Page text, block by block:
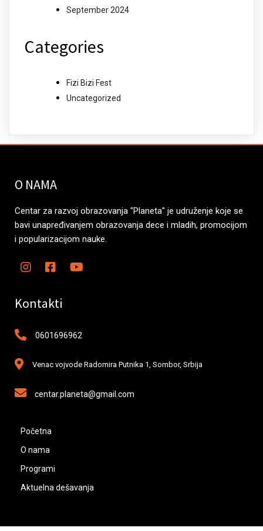
September 2024
Categories
Fizi Bizi Fest
Uncategorized
O NAMA
Centar za razvoj obrazovanja "Planeta" je udruženje koje se
bavi unapređivanjem obrazovanja dece i mladih, promocijom
i popularizacijom nauke.
Kontakti
0601696962
Venac vojvode Radomira Putnika 1, Sombor, Srbija
centar.planeta@gmail.com
Početna
O nama
Programi
Aktuelna dešavanja